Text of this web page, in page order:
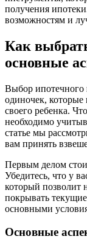
получения
возможностям и
Как
основные
Выбор ипотечного
одиночек, которые
своего ребенка.
необходимо
статье мы
вам принять
Первым делом
Убедитесь, что у
который позволит
покрывать
основными
Основные